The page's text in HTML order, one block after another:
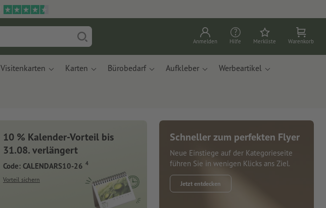
Anmelden Hilfe Merkliste Warenkorb
Visitenkarten Karten Bürobedarf Aufkleber Werbeartikel
10 % Kalender-Vorteil bis
31.08. verlängert
Code: CALENDARS10-26 4
Vorteil sichern
Schneller zum perfekten Flyer
Neue Einstiege auf der Kategorieseite
führen Sie in wenigen Klicks ans Ziel.
Jetzt entdecken